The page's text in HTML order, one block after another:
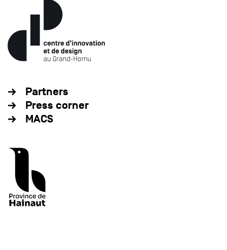
Partners
Press corner
MACS